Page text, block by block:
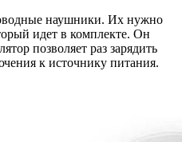
наушники. Их нужно
идет в комплекте. Он
позволяет раз зарядить
к источнику питания.